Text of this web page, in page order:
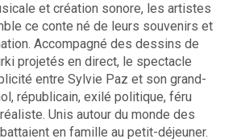
et création sonore, les artistes
ce conte né de leurs souvenirs et
Accompagné des dessins de
projetés en direct, le spectacle
entre Sylvie Paz et son grand-
républicain, exilé politique, féru
Unis autour du monde des
en famille au petit-déjeuner.